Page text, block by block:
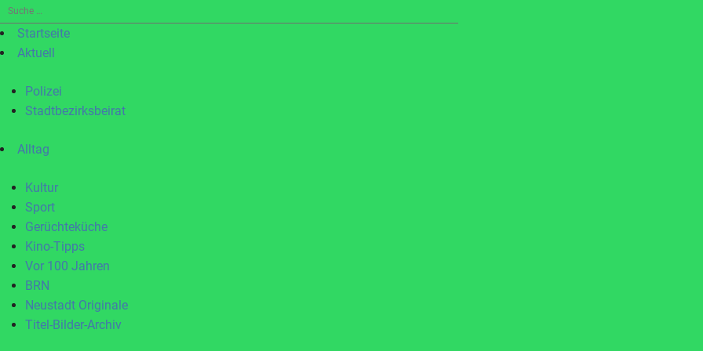
Suche
nach:Startseite
Aktuell
Polizei
Stadtbezirksbeirat
Alltag
Kultur
Sport
Gerüchteküche
Kino-Tipps
Vor 100 Jahren
BRN
Neustadt Originale
Titel-Bilder-Archiv